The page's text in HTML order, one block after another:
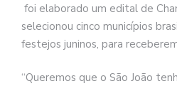
foi elaborado um edital de
selecionou cinco municípios
festejos juninos, para
“Queremos que o São João